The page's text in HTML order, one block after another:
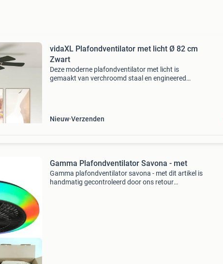
vidaXL Plafondventilator met licht Ø 82 cm
Zwart
Deze moderne plafondventilator met licht is
gemaakt van verchroomd staal en engineered
Nieuw Verzenden
Gamma Plafondventilator Savona - met
Gamma plafondventilator savona - met dit artikel is
handmatig gecontroleerd door ons retour